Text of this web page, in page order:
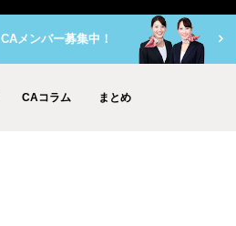
CAコラム まとめ
CAメンバー募集中！